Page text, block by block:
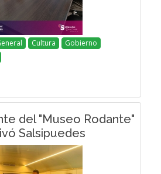
Cultura
Gobierno
del "Museo Rodante"
Salsipuedes